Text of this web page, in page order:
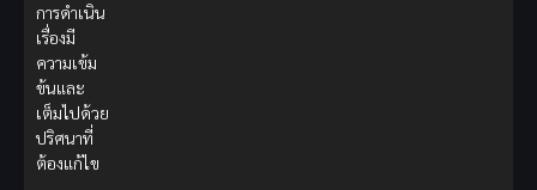
การดำเนิน
เรื่องมี
ความเข้ม
ข้นและ
เต็มไปด้วย
ปริศนาที่
ต้องแก้ไข